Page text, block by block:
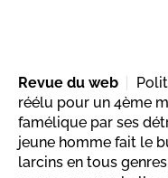
Revue du web
réélu pour un 4ème
famélique par ses
jeune homme fait le
larcins en tous